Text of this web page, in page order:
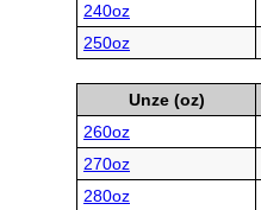
240oz
250oz
Unze (oz)
260oz
270oz
280oz